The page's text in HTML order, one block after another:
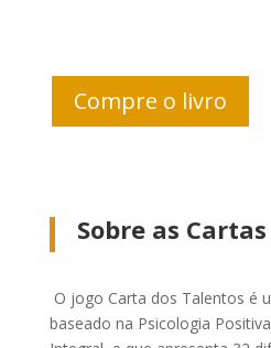
Compre o livro
Sobre as
O jogo Carta dos Talentos é
baseado na Psicologia